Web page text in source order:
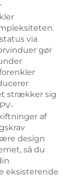
via
gør
strækker sig
af
design
så du
eksisterende